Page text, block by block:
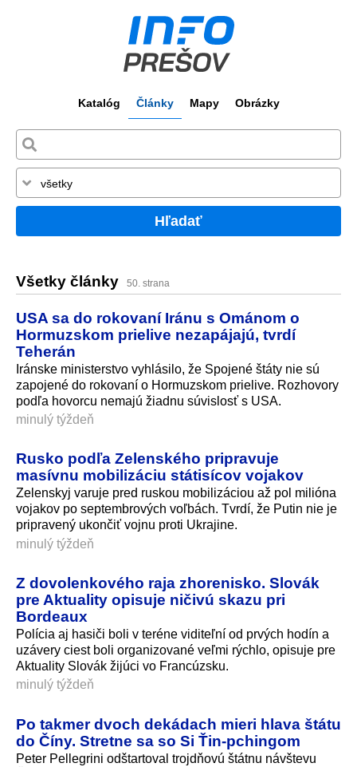
Katalóg Články Mapy Obrázky
Hľadať
Všetky články 50. strana
USA sa do rokovaní Iránu s Ománom o
Hormuzskom prielive nezapájajú, tvrdí
Teherán
Iránske ministerstvo vyhlásilo, že Spojené štáty nie sú
zapojené do rokovaní o Hormuzskom prielive. Rozhovory
podľa hovorcu nemajú žiadnu súvislosť s USA.
minulý týždeň
Rusko podľa Zelenského pripravuje
masívnu mobilizáciu státisícov vojakov
Zelenskyj varuje pred ruskou mobilizáciou až pol milióna
vojakov po septembrových voľbách. Tvrdí, že Putin nie je
pripravený ukončiť vojnu proti Ukrajine.
minulý týždeň
Z dovolenkového raja zhorenisko. Slovák
pre Aktuality opisuje ničivú skazu pri
Bordeaux
Polícia aj hasiči boli v teréne viditeľní od prvých hodín a
uzávery ciest boli organizované veľmi rýchlo, opisuje pre
Aktuality Slovák žijúci vo Francúzsku.
minulý týždeň
Po takmer dvoch dekádach mieri hlava štátu
do Číny. Stretne sa so Si Ťin-pchingom
Peter Pellegrini odštartoval trojdňovú štátnu návštevu